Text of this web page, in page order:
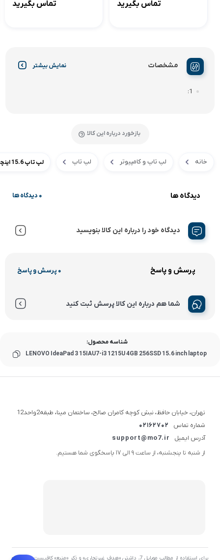
تماس بگیرید تماس بگیرید
مشخصات نمایش بیشتر
1
بازخورد درباره این کالا
خانه لپ تاپ و کامپیوتر لپ تاپ لپ تاپ 15.6 اینچی لنوو مدل IdeaPad 3 15IAU7-i3 1215U 4GB 256SSD
دیدگاه ها 0 دیدگاه ها
دیدگاه خود را درباره این کالا بنویسید
پرسش و پاسخ 0 پرسش و پاسخ
شما هم درباره این کالا پرسش ثبت کنید
شناسه محصول:
LENOVO IdeaPad 3 15IAU7-i3 1215U 4GB 256SSD 15.6 inch laptop
تهران، خیابان حافظ، نبش کوچه کامران صالح، ساختمان مینا، طبقه2واحد12
شماره تماس
02162702
آدرس ایمیل
support@mo7.ir
از شنبه تا پنجشنبه، از ساعت 9 الی 17 پاسخگوی شما هستیم.
برای استفاده از مطالب موبایل 7، داشتن «هدف غیرتجاری» و ذکر «منبع» کافیست. توسعه و